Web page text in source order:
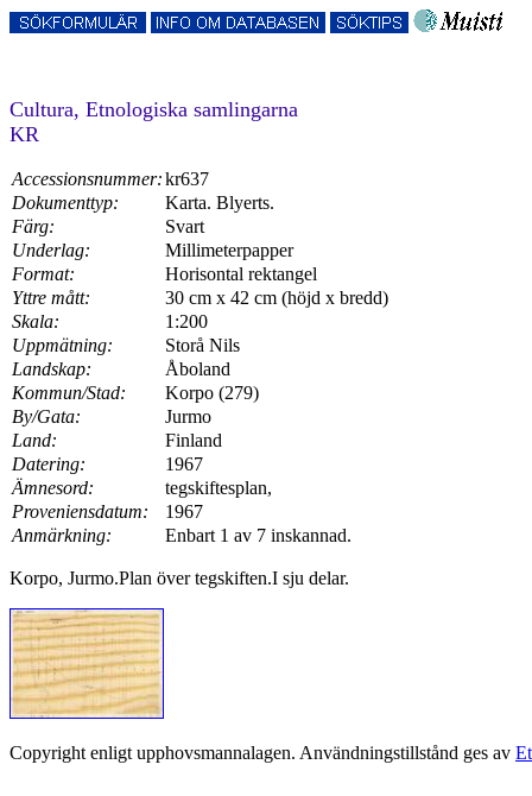
Cultura, Etnologiska samlingarna
KR
Accessionsnummer:kr637
Dokumenttyp:
Karta. Blyerts.
Färg:
Svart
Underlag:
Millimeterpapper
Format:
Horisontal rektangel
Yttre mått:
30 cm x 42 cm (höjd x bredd)
Skala:
1:200
Uppmätning:
Storå Nils
Landskap:
Åboland
Kommun/Stad:
Korpo (279)
By/Gata:
Jurmo
Land:
Finland
Datering:
1967
Ämnesord:
tegskiftesplan,
Proveniensdatum:
1967
Anmärkning:
Enbart 1 av 7 inskannad.
Korpo, Jurmo.Plan över tegskiften.I sju delar.
Copyright enligt upphovsmannalagen. Användningstillstånd ges av